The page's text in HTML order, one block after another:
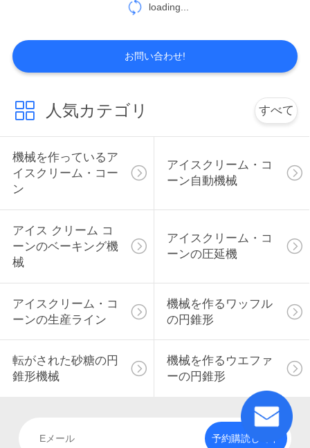
旅
行
品
質
管
私
達
に
絡
し
loading...
お問い合わせ!
人気カテゴリ すべて
機械を作っているア
イスクリーム・コー
ン
アイスクリーム・コ
ーン自動機械
アイス クリーム コ
ーンのベーキング機
械
アイスクリーム・コ
ーンの圧延機
アイスクリーム・コ
ーンの生産ライン
機械を作るワッフル
の円錐形
転がされた砂糖の円
錐形機械
機械を作るウエファ
ーの円錐形
予約購読して下